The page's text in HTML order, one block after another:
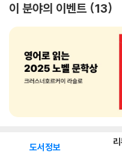
이 분야의 이벤트 13
도서정보